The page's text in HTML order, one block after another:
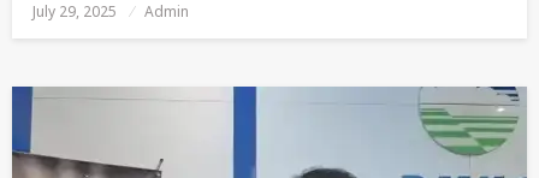
Posted
On
July 29, 2025 Admin